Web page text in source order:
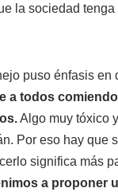
la sociedad tenga
puso énfasis en
a todos
Algo muy tóxico
Por eso hay que
significa más
a proponer